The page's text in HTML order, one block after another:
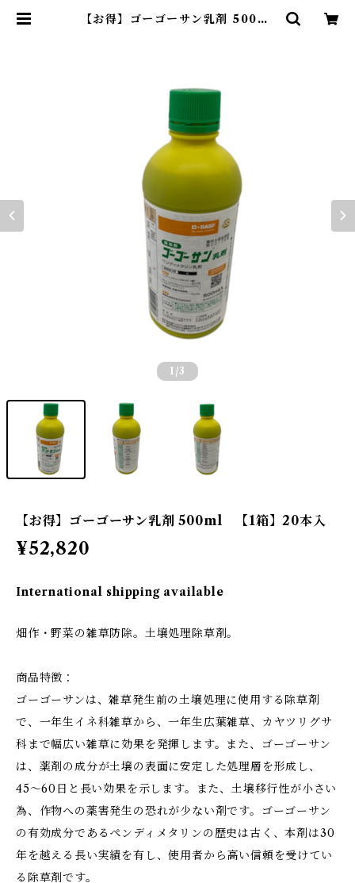
【お得】ゴーゴーサン乳剤 500ml
1 /3
【お得】ゴーゴーサン乳剤 500ml 【1箱】20本入
¥52,820
International shipping available
畑作・野菜の雑草防除。土壌処理除草剤。
商品特徴：
ゴーゴーサンは、雑草発生前の土壌処理に使用する除草剤
で、一年生イネ科雑草から、一年生広葉雑草、カヤツリグサ
科まで幅広い雑草に効果を発揮します。また、ゴーゴーサン
は、薬剤の成分が土壌の表面に安定した処理層を形成し、
45〜60日と長い効果を示します。また、土壌移行性が小さい
為、作物への薬害発生の恐れが少ない剤です。ゴーゴーサン
の有効成分であるペンディメタリンの歴史は古く、本剤は30
年を越える長い実績を有し、使用者から高い信頼を受けてい
る除草剤です。